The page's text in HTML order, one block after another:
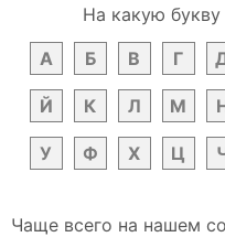
На какую
А
Б В Г
Й К Л М
У Ф Х Ц
Чаще всего на нашем